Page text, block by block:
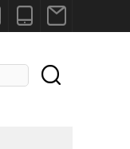


